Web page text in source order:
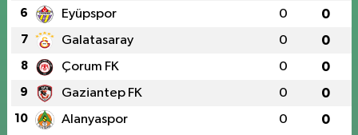
6 Eyüpspor 0 0
7 Galatasaray 0 0
8 Çorum FK 0 0
9 Gaziantep FK 0 0
10 Alanyaspor 0 0